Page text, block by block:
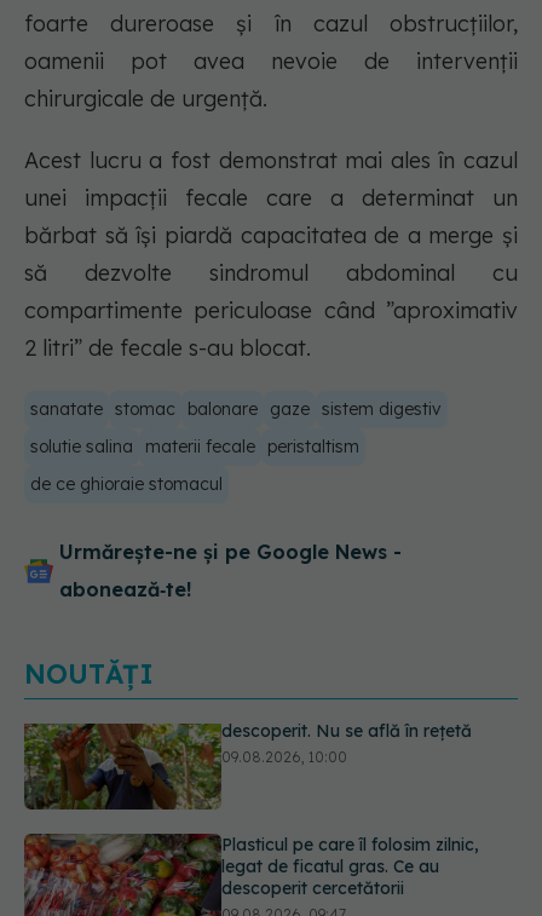
foarte dureroase și în cazul obstrucțiilor,
oamenii pot avea nevoie de intervenții
chirurgicale de urgență.
Acest lucru a fost demonstrat mai ales în cazul
unei impacții fecale care a determinat un
bărbat să își piardă capacitatea de a merge și
să dezvolte sindromul abdominal cu
compartimente periculoase când ”aproximativ
2 litri” de fecale s-au blocat.
sanatate stomac balonare gaze sistem digestiv
solutie salina
materii fecale
peristaltism
de ce ghioraie stomacul
Urmărește-ne și pe Google News -
abonează‑te!
NOUTĂȚI
Plasticul pe care îl folosim zilnic,
Simptomele infecției cu Helicobacter